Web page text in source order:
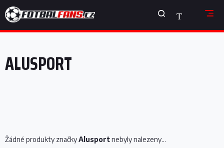
na
obsah
NÁKUPNÍ
KOŠÍK
ALUSPORT
Žádné produkty značkyAlusportnebyly nalezeny...